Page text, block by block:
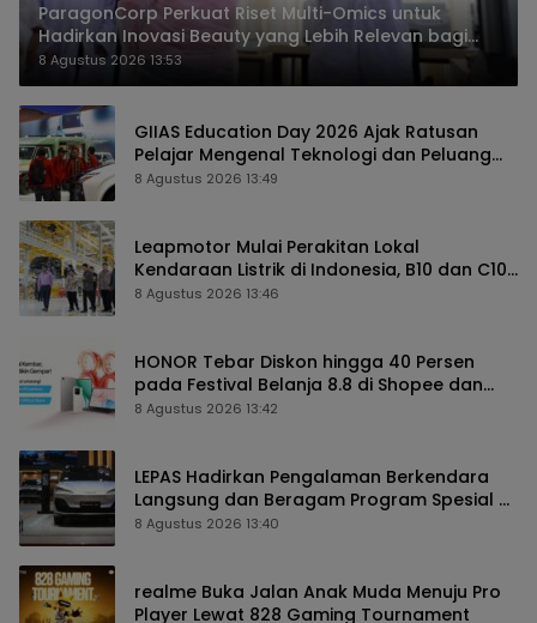
ParagonCorp Perkuat Riset Multi-Omics untuk
Hadirkan Inovasi Beauty yang Lebih Relevan bagi
Masyarakat Indonesia
8 Agustus 2026 13:53
GIIAS Education Day 2026 Ajak Ratusan
Pelajar Mengenal Teknologi dan Peluang
Karier Industri Otomotif
8 Agustus 2026 13:49
Leapmotor Mulai Perakitan Lokal
Kendaraan Listrik di Indonesia, B10 dan C10
Jadi Model Perdana
8 Agustus 2026 13:46
HONOR Tebar Diskon hingga 40 Persen
pada Festival Belanja 8.8 di Shopee dan
TikTok Shop
8 Agustus 2026 13:42
LEPAS Hadirkan Pengalaman Berkendara
Langsung dan Beragam Program Spesial di
GIIAS 2026
8 Agustus 2026 13:40
realme Buka Jalan Anak Muda Menuju Pro
Player Lewat 828 Gaming Tournament